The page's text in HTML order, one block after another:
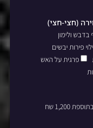
בדבש ולימון
פירות יבשים
פרגית על האש
שוק טלה שלם בתנור (כ-4 ק”ג) *בתוספת 1,200 שח